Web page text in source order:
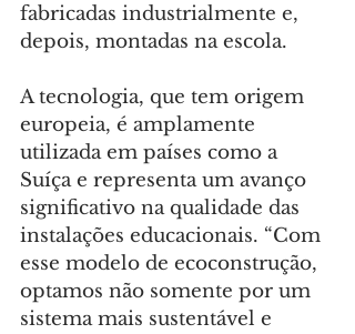
fabricadas industrialmente e,
depois, montadas na escola.
A tecnologia, que tem origem
europeia, é amplamente
utilizada em países como a
Suíça e representa um avanço
significativo na qualidade das
instalações educacionais. “Com
esse modelo de ecoconstrução,
optamos não somente por um
sistema mais sustentável e